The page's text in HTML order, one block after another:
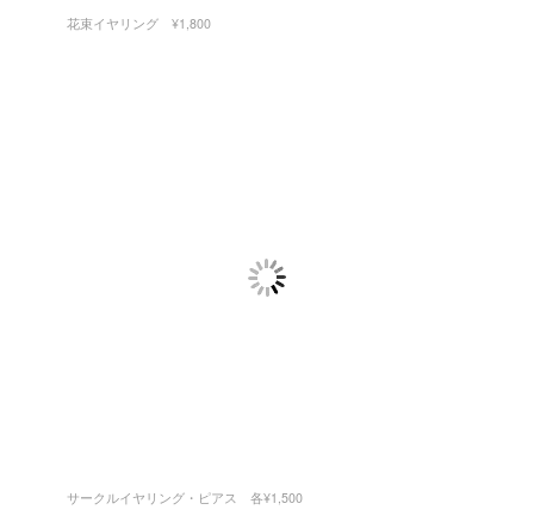
花束イヤリング ¥1,800
サークルイヤリング・ピアス 各¥1,500